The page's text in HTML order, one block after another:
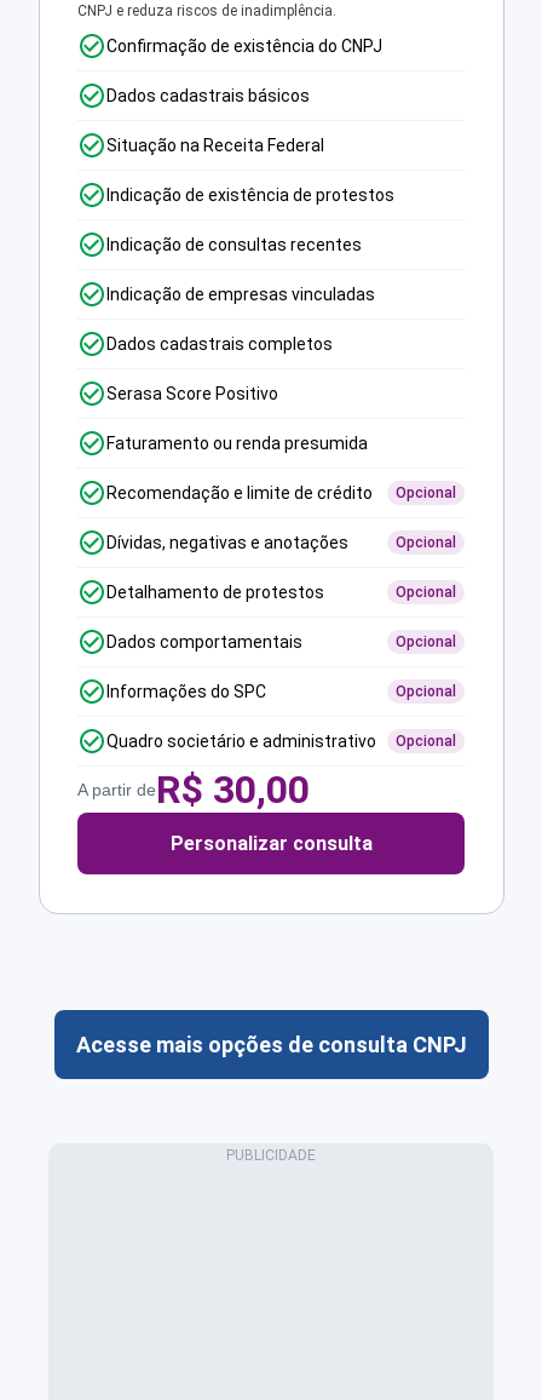
CNPJ e reduza riscos de inadimplência.
Confirmação de existência do CNPJ
Dados cadastrais básicos
Situação na Receita Federal
Indicação de existência de protestos
Indicação de consultas recentes
Indicação de empresas vinculadas
Dados cadastrais completos
Serasa Score Positivo
Faturamento ou renda presumida
Recomendação e limite de crédito Opcional
Dívidas, negativas e anotações Opcional
Detalhamento de protestos Opcional
Dados comportamentais Opcional
Informações do SPC Opcional
Quadro societário e administrativo Opcional
A partir deR$ 30,00
Personalizar consulta
Acesse mais opções de consulta CNPJ